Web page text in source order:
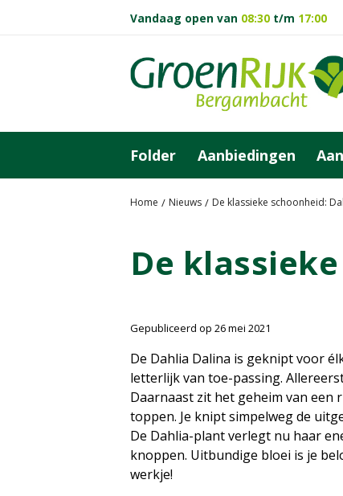
t
Home Nieuws De klassieke schoonheid:
Vandaag open van 08:30 t/m 17:00
Folder Aanbiedingen
De
Gepubliceerd op 26 mei 2021
De Dahlia Dalina is geknipt voor
letterlijk van toe-passing.
Daarnaast zit het geheim van een
toppen. Je knipt simpelweg de
De Dahlia-plant verlegt nu haar
knoppen. Uitbundige bloei is je
werkje!